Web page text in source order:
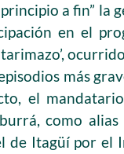
a fin” la
en el
más
el
como alias
de Itagüí por el